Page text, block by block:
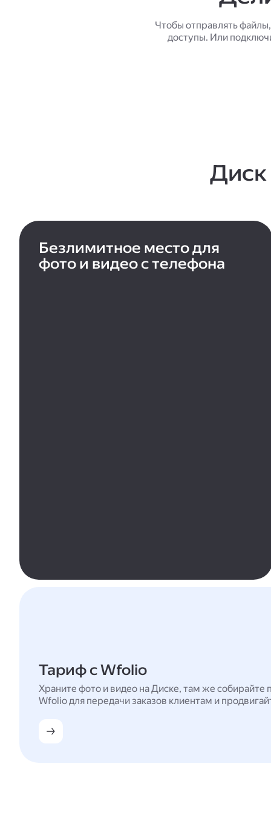
Чтобы отправлять
доступы. Или
Диск
Безлимитное место для
фото и видео с телефона
Тариф с Wfolio
Храните фото и видео на Диске, там же собирайте
Wfolio для передачи заказов клиентам и